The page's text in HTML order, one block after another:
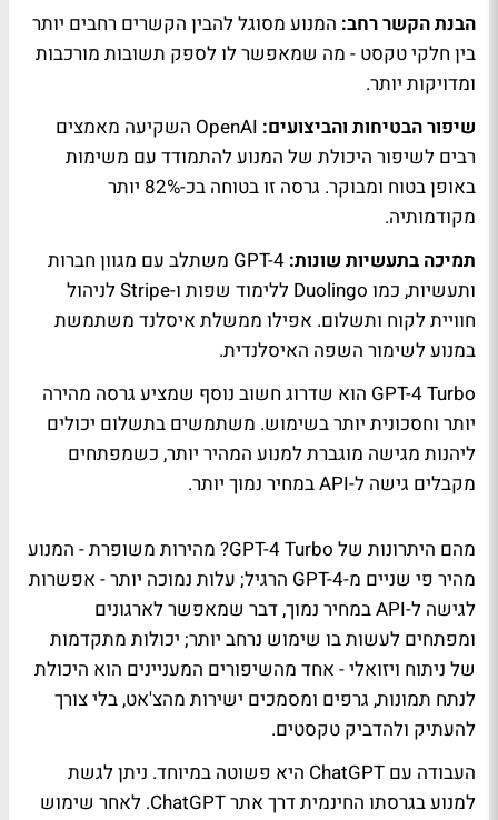
הבנת הקשר רחב: המנוע מסוגל להבין הקשרים רחבים יותר
בין חלקי טקסט - מה שמאפשר לו לספק תשובות מורכבות
ומדויקות יותר.
שיפור הבטיחות והביצועים:
OpenAI השקיעה מאמצים
רבים לשיפור היכולת של המנוע להתמודד עם משימות
באופן בטוח ומבוקר. גרסה זו בטוחה בכ-82% יותר
מקודמותיה.
תמיכה בתעשיות שונות:
GPT-4 משתלב עם מגוון חברות
ותעשיות, כמו Duolingo ללימוד שפות ו-Stripe לניהול
חוויית לקוח ותשלום. אפילו ממשלת איסלנד משתמשת
במנוע לשימור השפה האיסלנדית.
GPT-4 Turbo הוא שדרוג חשוב נוסף שמציע גרסה מהירה
יותר וחסכונית יותר בשימוש. משתמשים בתשלום יכולים
ליהנות מגישה מוגברת למנוע המהיר יותר, כשמפתחים
מקבלים גישה ל-API במחיר נמוך יותר.
מהם היתרונות של GPT-4 Turbo? מהירות משופרת - המנוע
מהיר פי שניים מ-GPT-4 הרגיל; עלות נמוכה יותר - אפשרות
לגישה ל-API במחיר נמוך, דבר שמאפשר לארגונים
ומפתחים לעשות בו שימוש נרחב יותר; יכולות מתקדמות
של ניתוח ויזואלי - אחד מהשיפורים המעניינים הוא היכולת
לנתח תמונות, גרפים ומסמכים ישירות מהצ'אט, בלי צורך
להעתיק ולהדביק טקסטים.
העבודה עם ChatGPT היא פשוטה במיוחד. ניתן לגשת
למנוע בגרסתו החינמית דרך אתר ChatGPT. לאחר שימוש